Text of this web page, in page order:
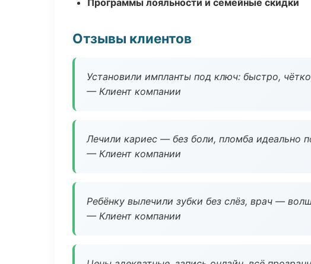
Программы лояльности и семейные скидки
Отзывы клиентов
Установили импланты под ключ: быстро,
— Клиент компании
Лечили кариес — без боли, пломба идеально
— Клиент компании
Ребёнку вылечили зубки без слёз, врач —
— Клиент компании